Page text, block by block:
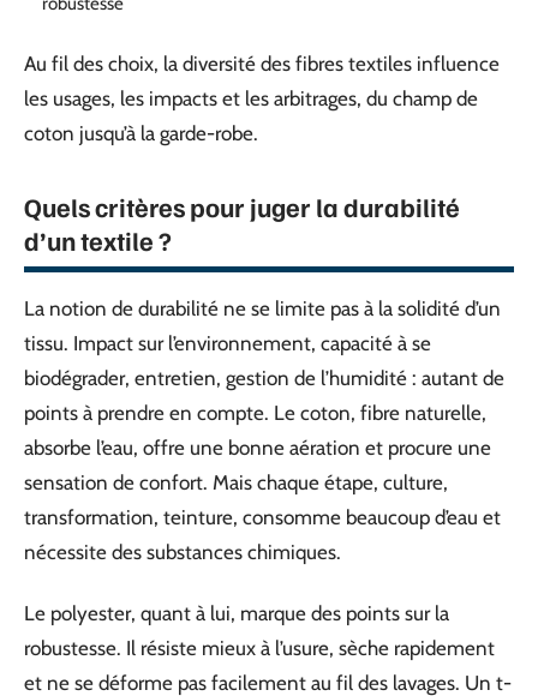
Au fil des choix, la diversité des fibres textiles influence
les usages, les impacts et les arbitrages, du champ de
coton jusqu’à la garde-robe.
Quels critères pour juger la durabilité
d’un textile ?
La notion de durabilité ne se limite pas à la solidité d’un
tissu. Impact sur l’environnement, capacité à se
biodégrader, entretien, gestion de l’humidité : autant de
points à prendre en compte. Le coton, fibre naturelle,
absorbe l’eau, offre une bonne aération et procure une
sensation de confort. Mais chaque étape, culture,
transformation, teinture, consomme beaucoup d’eau et
nécessite des substances chimiques.
Le polyester, quant à lui, marque des points sur la
robustesse. Il résiste mieux à l’usure, sèche rapidement
et ne se déforme pas facilement au fil des lavages. Un t-